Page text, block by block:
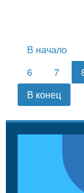
В начало
6
7
В конец